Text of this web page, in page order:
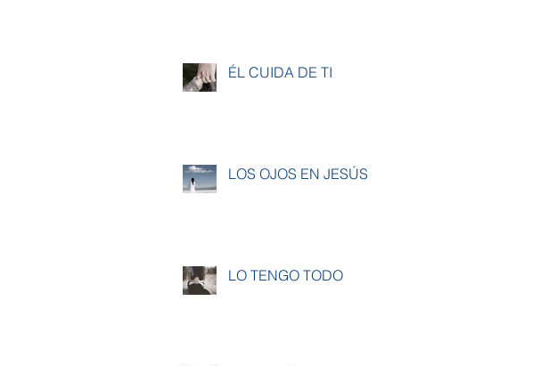
ÉL CUIDA DE TI
LOS OJOS EN JESÚS
LO TENGO TODO